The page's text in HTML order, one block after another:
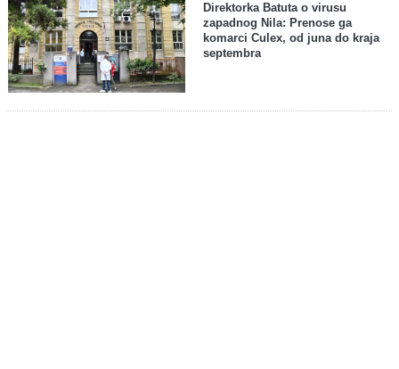
Direktorka Batuta o virusu
zapadnog Nila: Prenose ga
komarci Culex, od juna do kraja
septembra